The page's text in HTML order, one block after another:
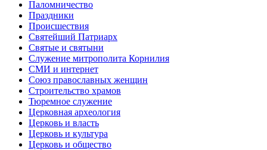
Паломничество
Праздники
Происшествия
Святейший Патриарх
Святые и святыни
Служение митрополита Корнилия
СМИ и интернет
Союз православных женщин
Строительство храмов
Тюремное служение
Церковная археология
Церковь и власть
Церковь и культура
Церковь и общество